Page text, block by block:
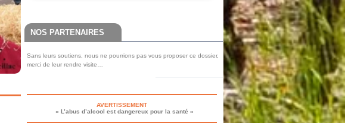
NOS PARTENAIRES
Sans leurs soutiens, nous ne pourrions pas vous proposer ce dossier,
merci de leur rendre visite…
AVERTISSEMENT
« L’abus d’alcool est dangereux pour la santé »